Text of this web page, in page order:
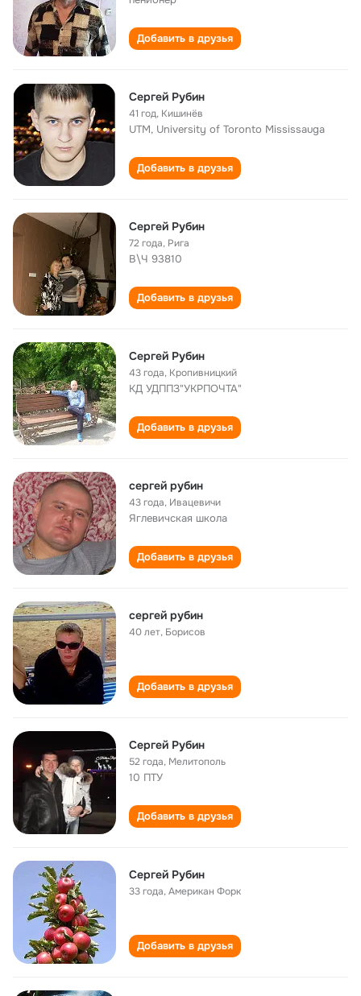
Добавить в друзья
Сергей Рубин
41 год, Кишинёв
UTM, University of Toronto Mississauga
Добавить в друзья
Сергей Рубин
72 года, Рига
В\Ч 93810
Добавить в друзья
Сергей Рубин
43 года, Кропивницкий
КД УДППЗ"УКРПОЧТА"
Добавить в друзья
сергей рубин
43 года, Ивацевичи
Яглевичская школа
Добавить в друзья
сергей рубин
40 лет, Борисов
Добавить в друзья
Сергей Рубин
52 года, Мелитополь
10 ПТУ
Добавить в друзья
Сергей Рубин
33 года,Американ Форк
Добавить в друзья